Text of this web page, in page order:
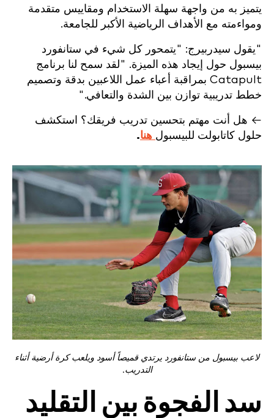
يتميز به من واجهة سهلة الاستخدام ومقاييس متقدمة
ومواءمته مع الأهداف الرياضية الأكبر للجامعة.
"يقول سيدربيرج: "يتمحور كل شيء في ستانفورد
بيسبول حول إيجاد هذه الميزة. "لقد سمح لنا برنامج
Catapult بمراقبة أعباء عمل اللاعبين بدقة وتصميم
خطط تدريبية توازن بين الشدة والتعافي."
← هل أنت مهتم بتحسين تدريب فريقك؟ استكشف
حلول كاتابولت للبيسبول هنا.
لاعب بيسبول من ستانفورد يرتدي قميصاً أسود ويلعب كرة أرضية أثناء
التدريب.
سد الفجوة بين التقليد